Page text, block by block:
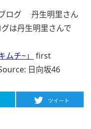
ログ 丹生明里さん
は丹生明里さんで
チ~」
first
日向坂46
ツイート